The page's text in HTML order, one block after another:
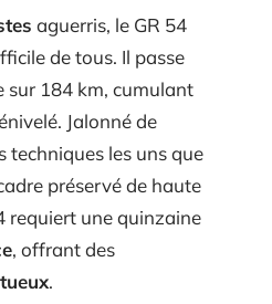
aguerris, le GR 54
de tous. Il passe
sur 184 km, cumulant
Jalonné de
techniques les uns que
préservé de haute
requiert une quinzaine
, offrant des
.